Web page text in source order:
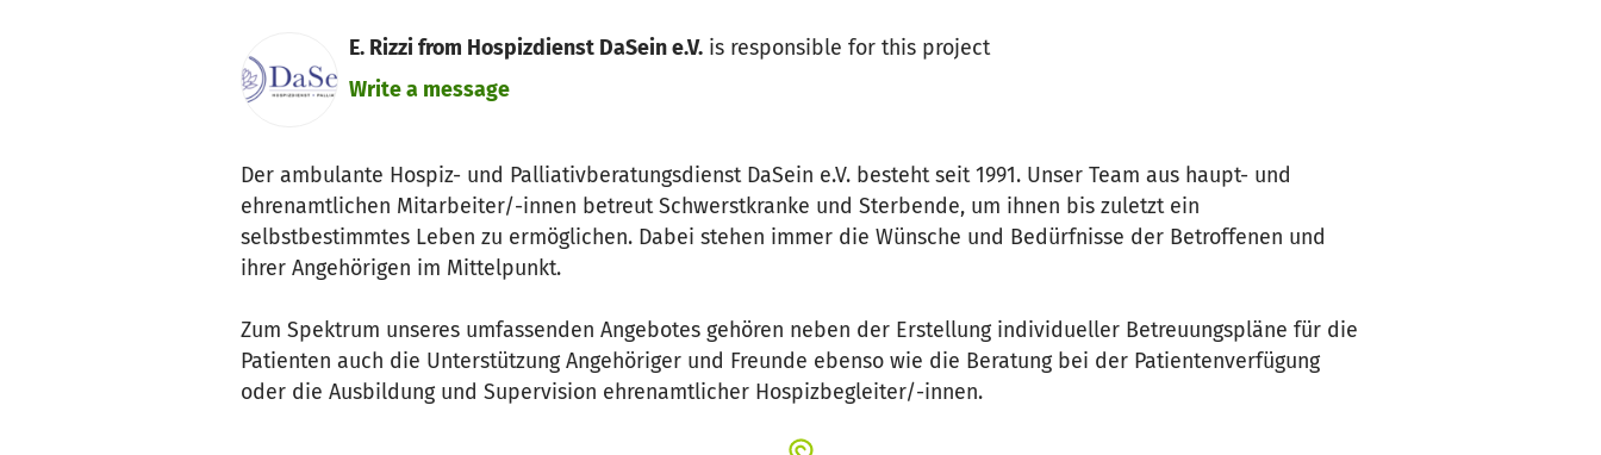
E. Rizzi from Hospizdienst DaSein e.V.is responsible for this project
Write a message
Der ambulante Hospiz- und Palliativberatungsdienst DaSein e.V. besteht seit 1991. Unser Team aus haupt- und
ehrenamtlichen Mitarbeiter/-innen betreut Schwerstkranke und Sterbende, um ihnen bis zuletzt ein
selbstbestimmtes Leben zu ermöglichen. Dabei stehen immer die Wünsche und Bedürfnisse der Betroffenen und
ihrer Angehörigen im Mittelpunkt.
Zum Spektrum unseres umfassenden Angebotes gehören neben der Erstellung individueller Betreuungspläne für die
Patienten auch die Unterstützung Angehöriger und Freunde ebenso wie die Beratung bei der Patientenverfügung
oder die Ausbildung und Supervision ehrenamtlicher Hospizbegleiter/-innen.